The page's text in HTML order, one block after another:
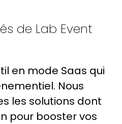
de Lab Event
en mode Saas qui
Nous
les solutions dont
pour booster vos